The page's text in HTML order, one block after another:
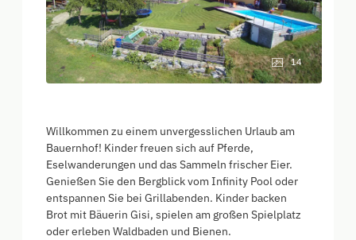
14
Willkommen zu einem unvergesslichen Urlaub am
Bauernhof! Kinder freuen sich auf Pferde,
Eselwanderungen und das Sammeln frischer Eier.
Genießen Sie den Bergblick vom Infinity Pool oder
entspannen Sie bei Grillabenden. Kinder backen
Brot mit Bäuerin Gisi, spielen am großen Spielplatz
oder erleben Waldbaden und Bienen.